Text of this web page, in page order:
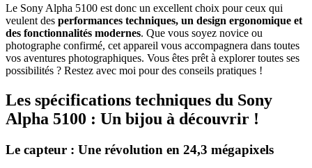
Le Sony Alpha 5100 est donc un excellent choix pour ceux qui
veulent des performances techniques, un design ergonomique et
des fonctionnalités modernes. Que vous soyez novice ou
photographe confirmé, cet appareil vous accompagnera dans toutes
vos aventures photographiques. Vous êtes prêt à explorer toutes ses
possibilités ? Restez avec moi pour des conseils pratiques !
Les spécifications techniques du Sony
Alpha 5100 : Un bijou à découvrir !
Le capteur : Une révolution en 24,3 mégapixels